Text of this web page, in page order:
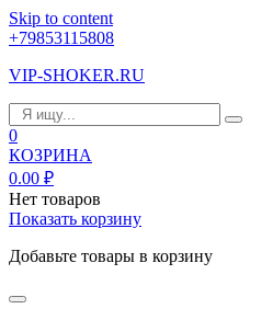
Skip to content
+79853115808
VIP-SHOKER.RU
0
КОЗРИНА
0.00 ₽
Нет товаров
Показать корзину
Добавьте товары в корзину